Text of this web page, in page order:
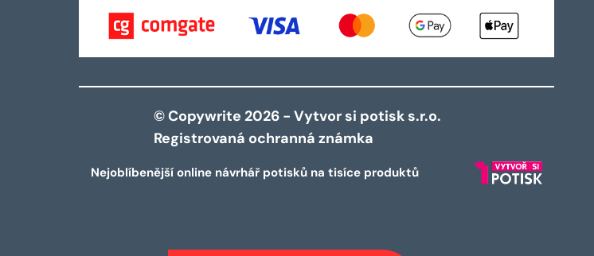
© Copywrite 2026 - Vytvor si potisk s.r.o.
Registrovaná ochranná známka
Nejoblíbenější online návrhář potisků na tisíce produktů